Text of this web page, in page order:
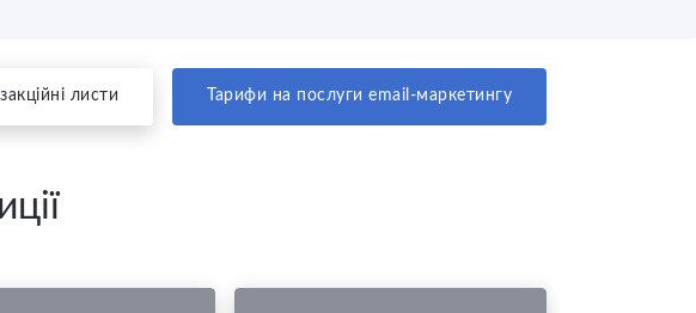
листи Тарифи на послуги email-маркетингу